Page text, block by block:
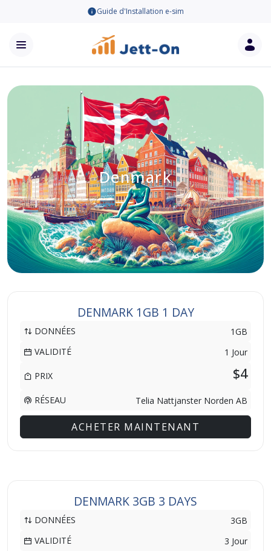
Guide d'Installation e-sim
Denmark
DENMARK 1GB 1 DAY
DONNÉES
1GB
VALIDITÉ
1 Jour
PRIX $4
RÉSEAU Telia Nattjanster Norden AB
ACHETER MAINTENANT
DENMARK 3GB 3 DAYS
DONNÉES
3GB
VALIDITÉ
3 Jour